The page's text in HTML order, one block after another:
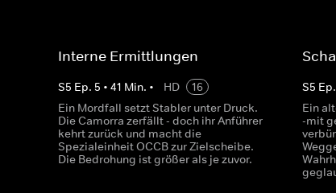
Interne Ermittlungen
S5 Ep. 5 • 41 Min. • HD
16
Ein Mordfall setzt Stabler unter Druck.
Die Camorra zerfällt - doch ihr Anführer
kehrt zurück und macht die
Spezialeinheit OCCB zur Zielscheibe.
Die Bedrohung ist größer als je zuvor.
S5
Ein
-mit